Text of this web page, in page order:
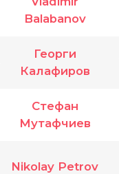
Balabanov
Георги
Калафиров
Стефан
Мутафчиев
Nikolay Petrov